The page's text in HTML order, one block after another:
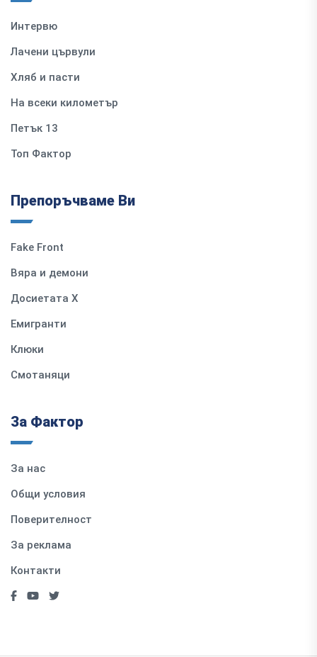
Интервю
Лачени цървули
Хляб и пасти
На всеки километър
Петък 13
Топ Фактор
Препоръчваме Ви
Fake Front
Вяра и демони
Досиетата Х
Емигранти
Клюки
Смотаняци
За Фактор
За нас
Общи условия
Поверителност
За реклама
Контакти